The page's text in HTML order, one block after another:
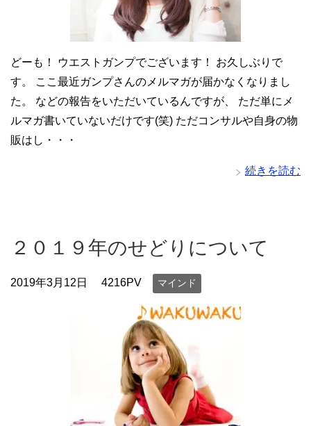
どーも！ ウエストガンプでございます！ お久しぶりで
す。 ここ最近ガンプさんのメルマガが届かなくなりまし
た。 などの報告をいただいているんですが、 ただ単にメ
ルマガ書いていないだけです(笑) ただコンサルや自身の物
販はし・・・
続きを読む
２０１９年のせどりについて
2019年3月12日 4216PV マインド